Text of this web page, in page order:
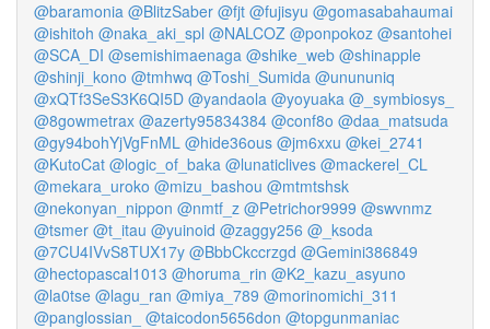
@baramonia @BlitzSaber @fjt @fujisyu @gomasabahaumai
@ishitoh @naka_aki_spl @NALCOZ @ponpokoz @santohei
@SCA_DI @semishimaenaga @shike_web @shinapple
@shinji_kono @tmhwq @Toshi_Sumida @unununiq
@xQTf3SeS3K6QI5D @yandaola @yoyuaka @_symbiosys_
@8gowmetrax @azerty95834384 @conf8o @daa_matsuda
@gy94bohYjVgFnML @hide36ous @jm6xxu @kei_2741
@KutoCat @logic_of_baka @lunaticlives @mackerel_CL
@mekara_uroko @mizu_bashou @mtmtshsk
@nekonyan_nippon @nmtf_z @Petrichor9999 @swvnmz
@tsmer @t_itau @yuinoid @zaggy256 @_ksoda
@7CU4IVvS8TUX17y @BbbCkccrzgd @Gemini386849
@hectopascal1013 @horuma_rin @K2_kazu_asyuno
@la0tse @lagu_ran @miya_789 @morinomichi_311
@panglossian_
@taicodon5656don @topgunmaniac